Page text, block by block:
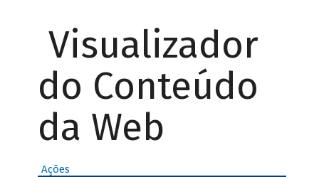
Visualizador
do Conteúdo
da Web
Ações